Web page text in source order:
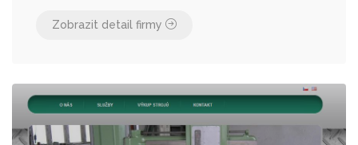
Zobrazit detail firmy